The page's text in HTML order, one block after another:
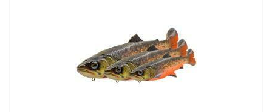
VOIR LE PRODUIT